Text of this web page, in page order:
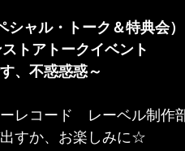
ャル・トーク＆特典会）
トアトークイベント
、不惑惑惑～
レコード　レーベル制作
すか、お楽しみに☆